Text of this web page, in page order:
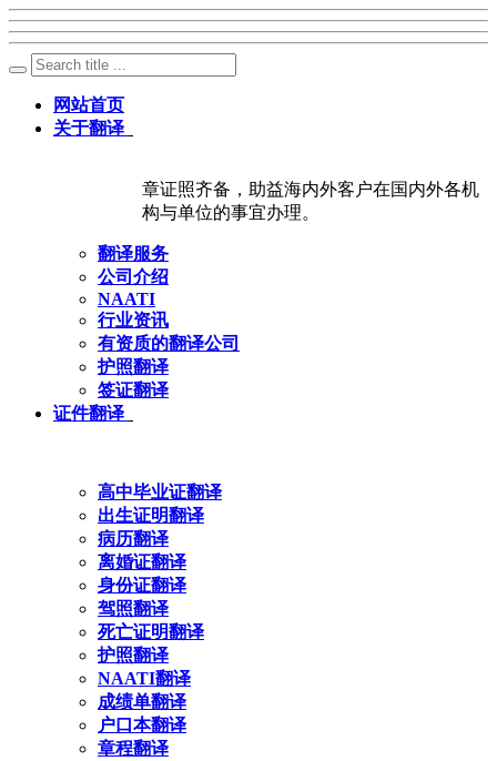
网站首页
关于翻译
章证照齐备，助益海内外客户在国内外各机
构与单位的事宜办理。
翻译服务
公司介绍
NAATI
行业资讯
有资质的翻译公司
护照翻译
签证翻译
证件翻译
高中毕业证翻译
出生证明翻译
病历翻译
离婚证翻译
身份证翻译
驾照翻译
死亡证明翻译
护照翻译
NAATI翻译
成绩单翻译
户口本翻译
章程翻译